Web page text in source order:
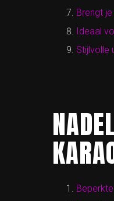
Brengt
Ideaal
Stijlvolle